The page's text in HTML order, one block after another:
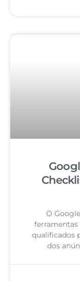
O
ferramentas
qualificados
dos